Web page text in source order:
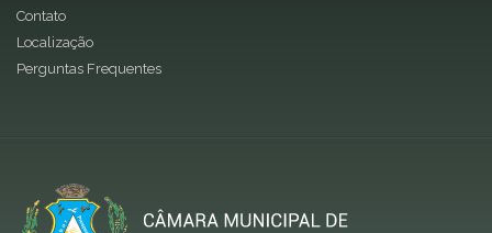
Contato
Localização
Perguntas Frequentes